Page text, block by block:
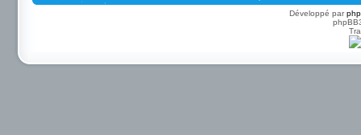
Développé par